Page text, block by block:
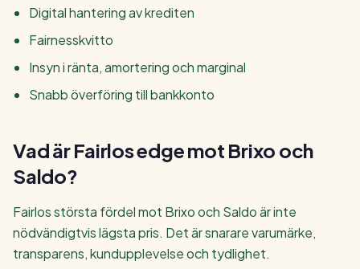
Digital hantering av krediten
Fairnesskvitto
Insyn i ränta, amortering och marginal
Snabb överföring till bankkonto
Vad är Fairlos edge mot Brixo och
Saldo?
Fairlos största fördel mot Brixo och Saldo är inte
nödvändigtvis lägsta pris. Det är snarare varumärke,
transparens, kundupplevelse och tydlighet.